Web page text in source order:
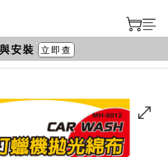
安裝 立即查